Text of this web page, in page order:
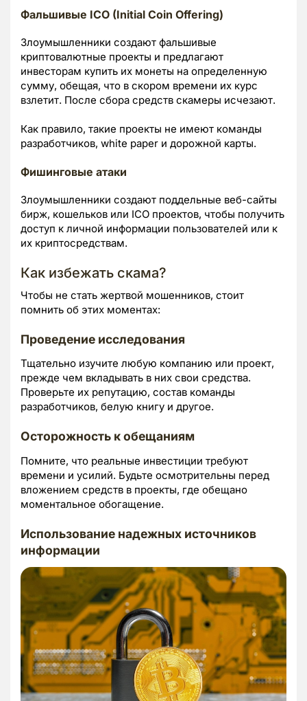
Фальшивые ICO (Initial Coin Offering)
Злоумышленники создают фальшивые
криптовалютные проекты и предлагают
инвесторам купить их монеты на определенную
сумму, обещая, что в скором времени их курс
взлетит. После сбора средств скамеры исчезают.
Как правило, такие проекты не имеют команды
разработчиков, white paper и дорожной карты.
Фишинговые атаки
Злоумышленники создают поддельные веб-сайты
бирж, кошельков или ICO проектов, чтобы получить
доступ к личной информации пользователей или к
их криптосредствам.
Как избежать скама?
Чтобы не стать жертвой мошенников, стоит
помнить об этих моментах:
Проведение исследования
Тщательно изучите любую компанию или проект,
прежде чем вкладывать в них свои средства.
Проверьте их репутацию, состав команды
разработчиков, белую книгу и другое.
Осторожность к обещаниям
Помните, что реальные инвестиции требуют
времени и усилий. Будьте осмотрительны перед
вложением средств в проекты, где обещано
моментальное обогащение.
Использование надежных источников
информации